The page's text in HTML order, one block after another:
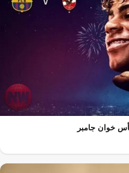
خوان جامبر